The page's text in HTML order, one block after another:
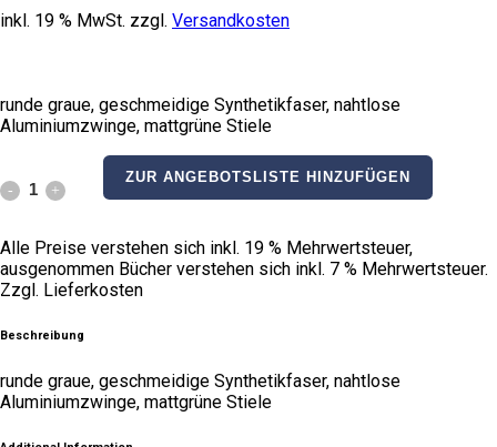
inkl. 19 % MwSt. zzgl. Versandkosten
runde graue, geschmeidige Synthetikfaser, nahtlose
Aluminiumzwinge, mattgrüne Stiele
Schulpinsel
ZUR ANGEBOTSLISTE HINZUFÜGEN
Alle Preise verstehen sich inkl. 19 % Mehrwertsteuer,
ausgenommen Bücher verstehen sich inkl. 7 % Mehrwertsteuer.
Zzgl. Lieferkosten
Beschreibung
runde graue, geschmeidige Synthetikfaser, nahtlose
Aluminiumzwinge, mattgrüne Stiele